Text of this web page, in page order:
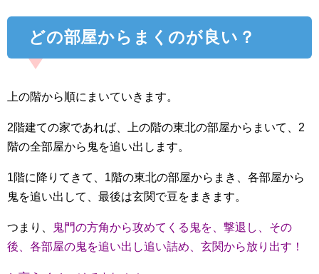
どの部屋からまくのが良い？
上の階から順にまいていきます。
2階建ての家であれば、上の階の東北の部屋からまいて、2
階の全部屋から鬼を追い出します。
1階に降りてきて、1階の東北の部屋からまき、各部屋から
鬼を追い出して、最後は玄関で豆をまきます。
つまり、
鬼門の方角から攻めてくる鬼を、撃退し、その
後、各部屋の鬼を追い出し追い詰め、玄関から放り出す！